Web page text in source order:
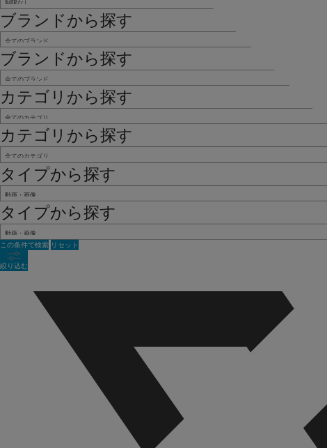
ブランドから探す
ブランドから探す
カテゴリから探す
カテゴリから探す
タイプから探す
タイプから探す
この条件で検索 リセット
絞り込む